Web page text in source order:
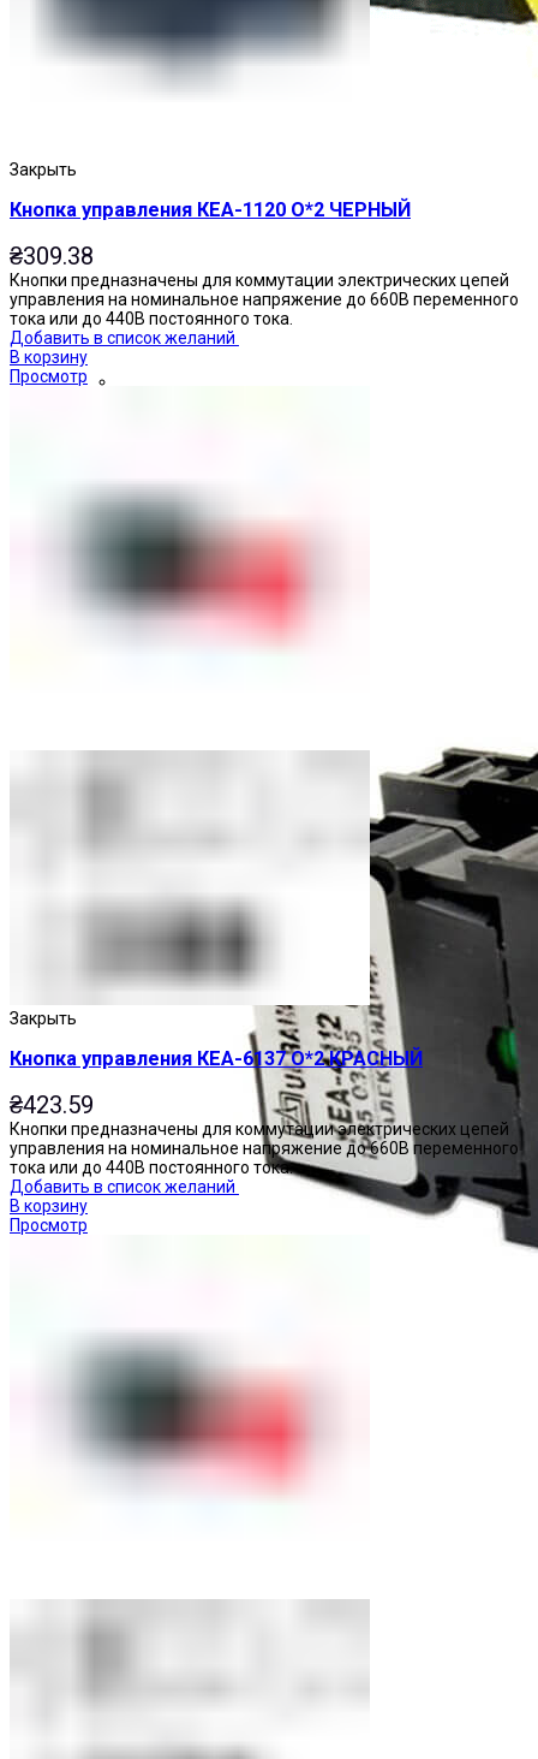
Закрыть
Кнопка управления КЕА-1120 О*2 ЧЕРНЫЙ
₴309.38
Кнопки предназначены для коммутации электрических цепей
управления на номинальное напряжение до 660В переменного
тока или до 440В постоянного тока.
Добавить в список желаний
В корзину
Просмотр
Закрыть
Кнопка управления КЕА-6137 О*2 КРАСНЫЙ
₴423.59
Кнопки предназначены для коммутации электрических цепей
управления на номинальное напряжение до 660В переменного
тока или до 440В постоянного тока.
Добавить в список желаний
В корзину
Просмотр